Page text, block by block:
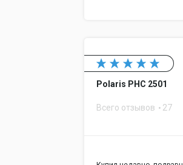
Polaris PHC 2501
Всего отзывов 27